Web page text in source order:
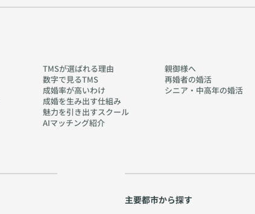
TMSが選ばれる理由
数字で見るTMS
成婚率が高いわけ
成婚を生み出す仕組み
魅力を引き出すスクール
AIマッチング紹介
親御様へ
再婚者の婚活
シニア・中高年の婚活
主要都市から探す